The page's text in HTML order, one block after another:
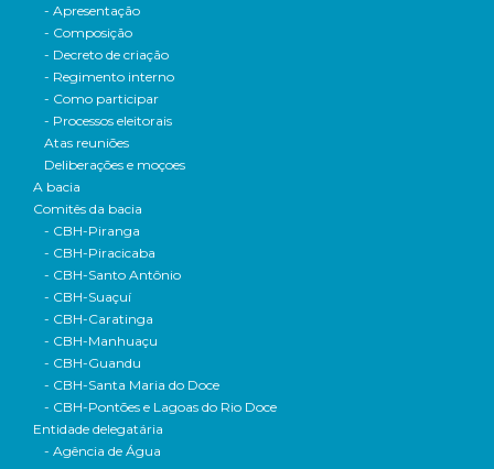
- Apresentação
- Composição
- Decreto de criação
- Regimento interno
- Como participar
- Processos eleitorais
Atas reuniões
Deliberações e moçoes
A bacia
Comitês da bacia
- CBH-Piranga
- CBH-Piracicaba
- CBH-Santo Antônio
- CBH-Suaçuí
- CBH-Caratinga
- CBH-Manhuaçu
- CBH-Guandu
- CBH-Santa Maria do Doce
- CBH-Pontões e Lagoas do Rio Doce
Entidade delegatária
- Agência de Água